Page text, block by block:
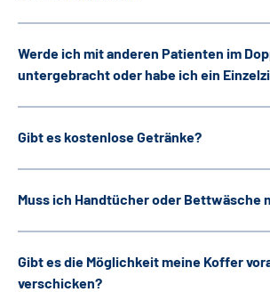
Werde ich mit anderen Patienten im
untergebracht oder habe ich ein
Gibt es kostenlose Getränke?
Muss ich Handtücher oder Bettwäsche
Gibt es die Möglichkeit meine Koffer
verschicken?